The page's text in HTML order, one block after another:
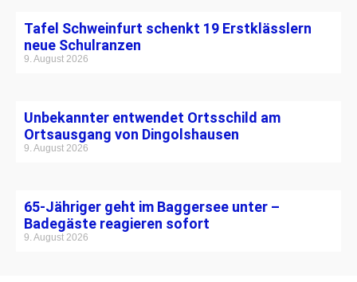
Tafel Schweinfurt schenkt 19 Erstklässlern
neue Schulranzen
9. August 2026
Unbekannter entwendet Ortsschild am
Ortsausgang von Dingolshausen
9. August 2026
65-Jähriger geht im Baggersee unter –
Badegäste reagieren sofort
9. August 2026